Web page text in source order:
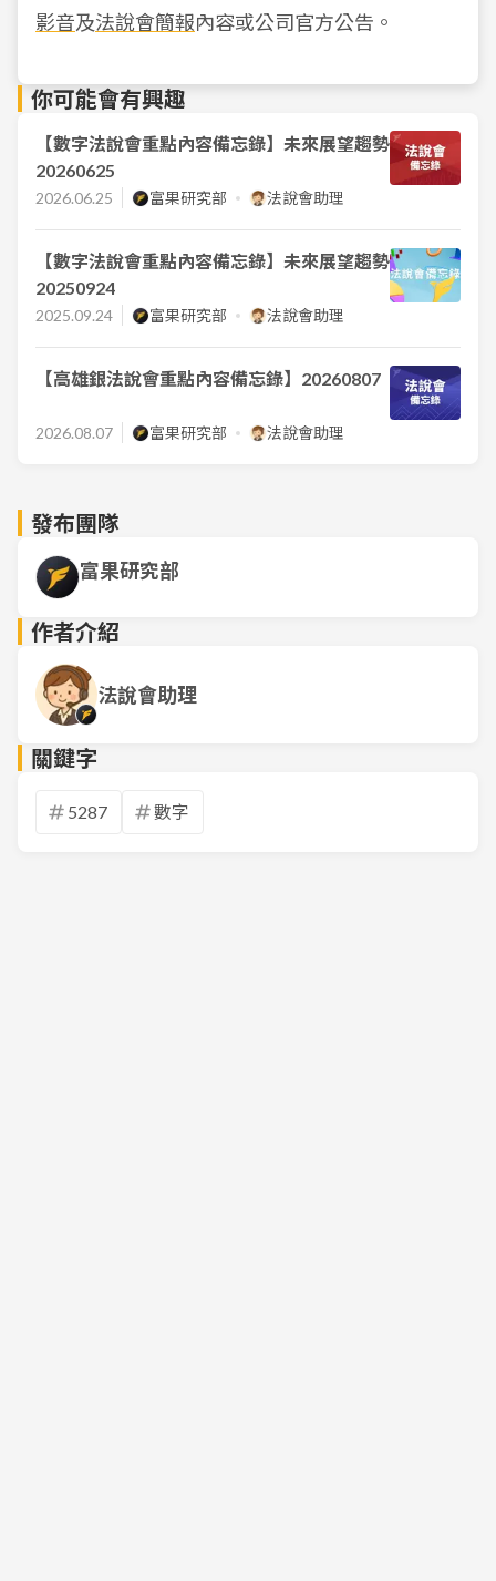
影音及法說會簡報內容或公司官方公告。
你可能會有興趣
【數字法說會重點內容備忘錄】未來展望趨勢
20260625
2026.06.25 富果研究部 法說會助理
【數字法說會重點內容備忘錄】未來展望趨勢
20250924
2025.09.24 富果研究部 法說會助理
【高雄銀法說會重點內容備忘錄】20260807
2026.08.07 富果研究部 法說會助理
發布團隊
富果研究部
作者介紹
法說會助理
關鍵字
5287 數字